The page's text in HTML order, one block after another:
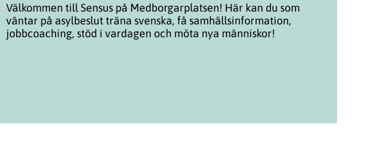
Välkommen till Sensus på Medborgarplatsen! Här kan du som
väntar på asylbeslut träna svenska, få samhällsinformation,
jobbcoaching, stöd i vardagen och möta nya människor!